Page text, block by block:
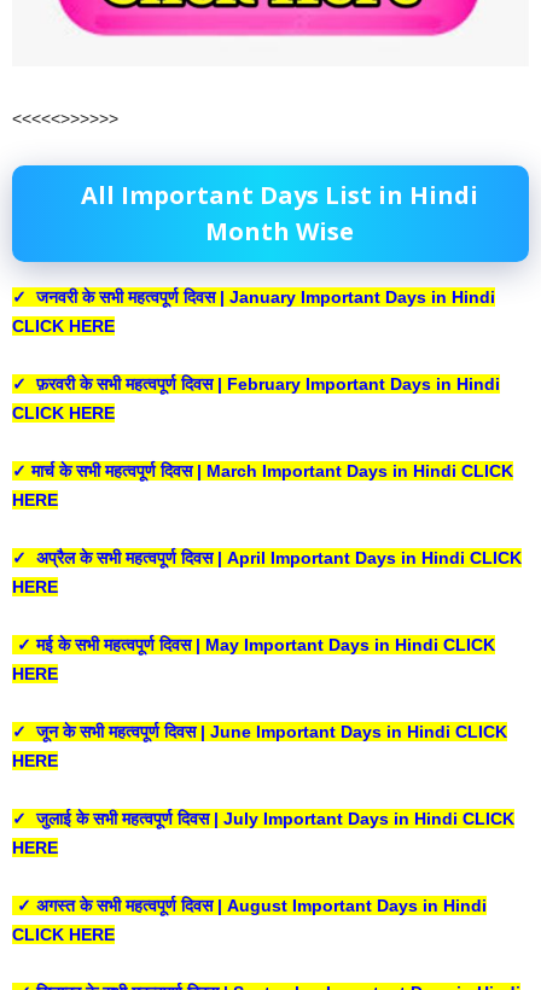
<<<<<>>>>>>
All Important Days List in Hindi
Month Wise
✓ जनवरी के सभी महत्वपूर्ण दिवस | January Important Days in Hindi
CLICK HERE
✓ फ़रवरी के सभी महत्वपूर्ण दिवस | February Important Days in Hindi
CLICK HERE
✓ मार्च के सभी महत्वपूर्ण दिवस | March Important Days in Hindi CLICK
HERE
✓ अप्रैल के सभी महत्वपूर्ण दिवस | April Important Days in Hindi CLICK
HERE
✓ मई के सभी महत्वपूर्ण दिवस | May Important Days in Hindi CLICK
HERE
✓ जून के सभी महत्वपूर्ण दिवस | June Important Days in Hindi CLICK
HERE
✓ जुलाई के सभी महत्वपूर्ण दिवस | July Important Days in Hindi CLICK
HERE
✓ अगस्त के सभी महत्वपूर्ण दिवस | August Important Days in Hindi
CLICK HERE